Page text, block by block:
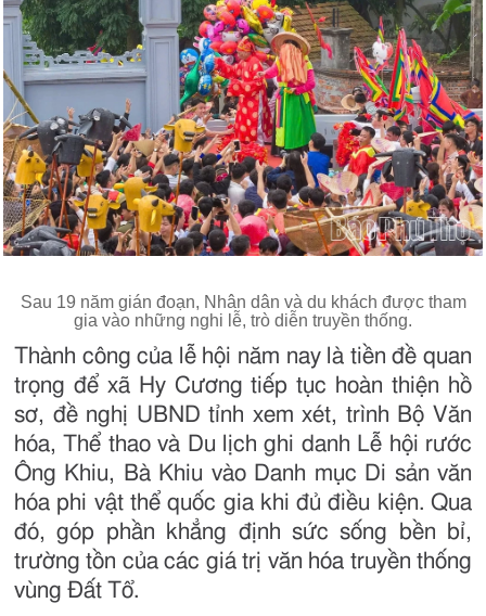
Sau 19 năm gián đoạn, Nhân dân và du khách được tham
gia vào những nghi lễ, trò diễn truyền thống.
Thành công của lễ hội năm nay là tiền đề quan
trọng để xã Hy Cương tiếp tục hoàn thiện hồ
sơ, đề nghị UBND tỉnh xem xét, trình Bộ Văn
hóa, Thể thao và Du lịch ghi danh Lễ hội rước
Ông Khiu, Bà Khiu vào Danh mục Di sản văn
hóa phi vật thể quốc gia khi đủ điều kiện. Qua
đó, góp phần khẳng định sức sống bền bỉ,
trường tồn của các giá trị văn hóa truyền thống
vùng Đất Tổ.